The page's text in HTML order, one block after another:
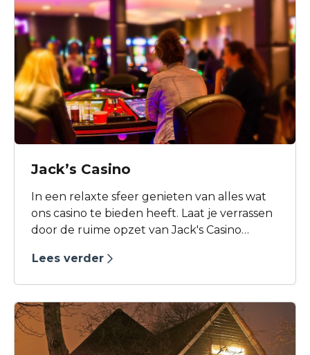
Jack’s Casino
In een relaxte sfeer genieten van alles wat
ons casino te bieden heeft. Laat je verrassen
door de ruime opzet van Jack's Casino
Lees verder